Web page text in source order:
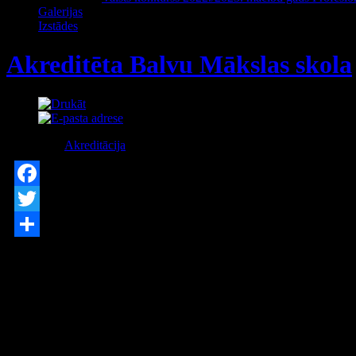
Galerijas
Izstādes
Akreditēta Balvu Mākslas skola
Akreditācija
Facebook
Twitter